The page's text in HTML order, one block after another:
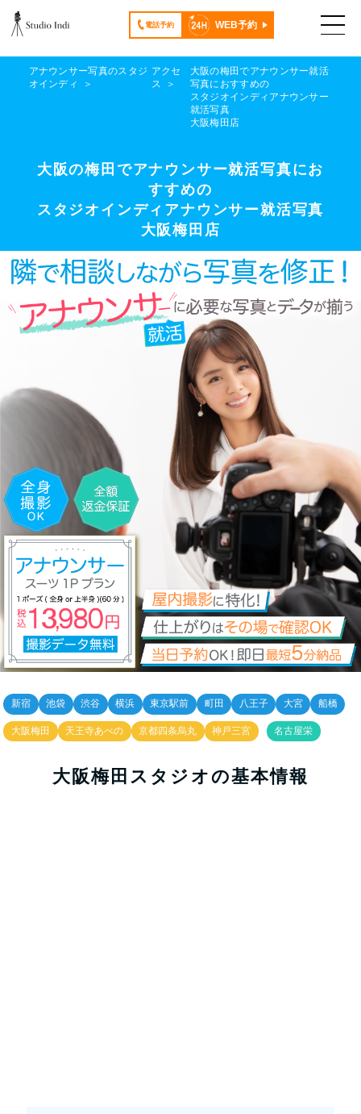
電話予約 WEB予約
アナウンサー写真のスタジ
オインディ
アクセ
ス
大阪の梅田でアナウンサー就活
写真におすすめの
スタジオインディアナウンサー
就活写真
大阪梅田店
大阪の梅田でアナウンサー就活写真にお
すすめの
スタジオインディアナウンサー就活写真
大阪梅田店
新宿 池袋 渋谷 横浜 東京駅前 町田 八王子 大宮 船橋
大阪梅田 天王寺あべの 京都四条烏丸 神戸三宮 名古屋栄
大阪梅田スタジオの基本情報